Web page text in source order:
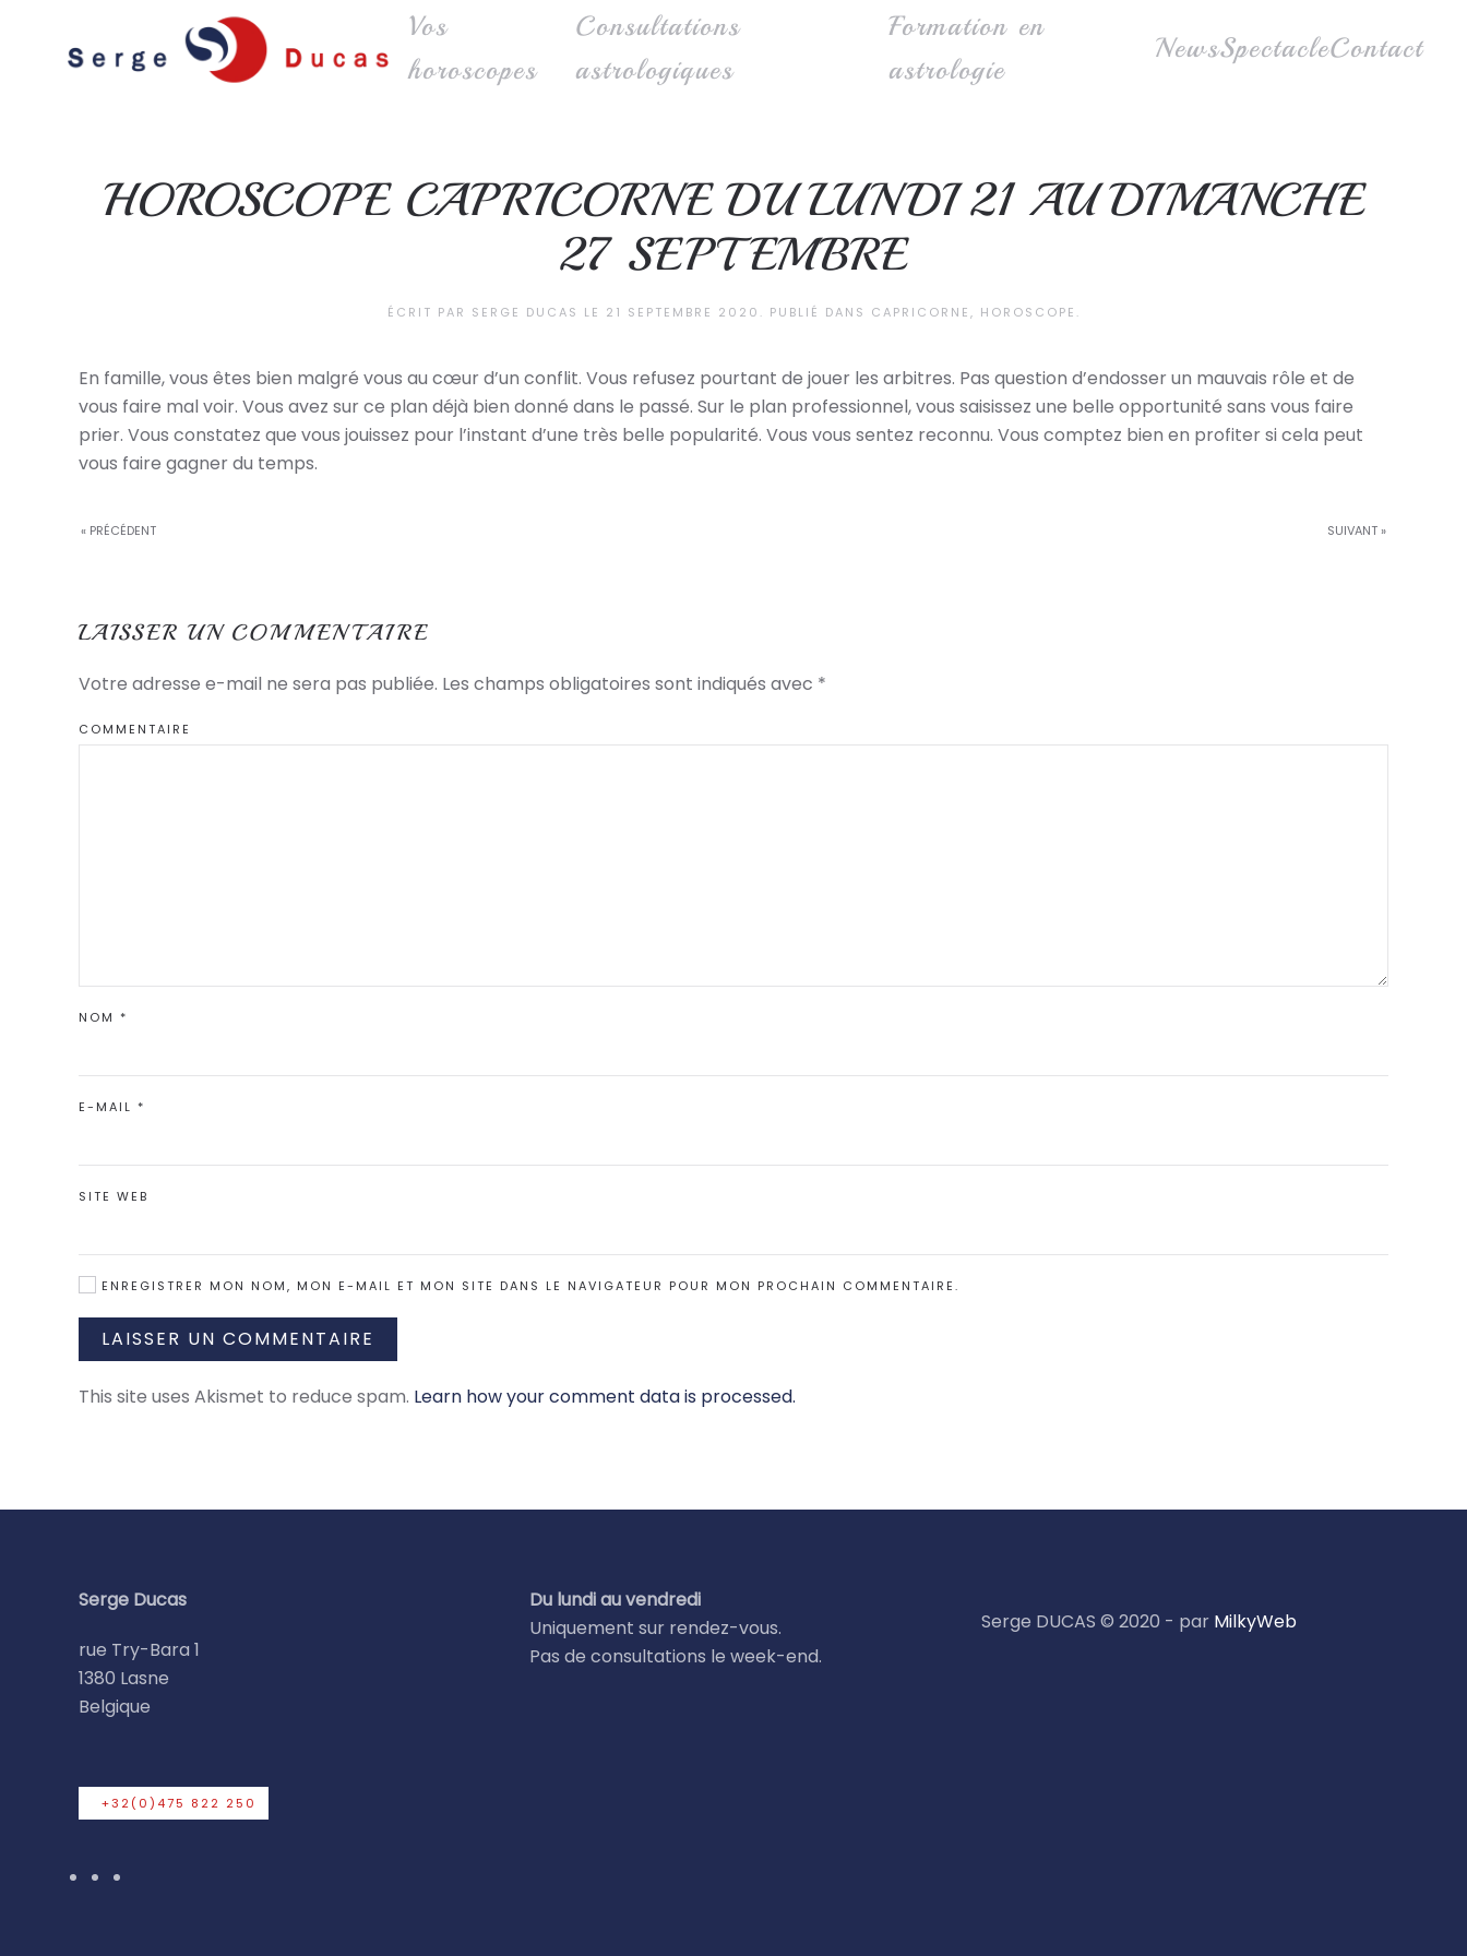
Skip to main content
Vos
horoscopes
Consultations
astrologiques
Formation en
astrologie
NewsSpectacleContact
HOROSCOPE CAPRICORNE DU LUNDI 21 AU DIMANCHE
27 SEPTEMBRE
ÉCRIT PAR SERGE DUCAS LE 21 SEPTEMBRE 2020 . PUBLIÉ DANS CAPRICORNE, HOROSCOPE .
En famille, vous êtes bien malgré vous au cœur d’un conflit. Vous refusez pourtant de jouer les arbitres. Pas question d’endosser un mauvais rôle et de
vous faire mal voir. Vous avez sur ce plan déjà bien donné dans le passé. Sur le plan professionnel, vous saisissez une belle opportunité sans vous faire
prier. Vous constatez que vous jouissez pour l’instant d’une très belle popularité. Vous vous sentez reconnu. Vous comptez bien en profiter si cela peut
vous faire gagner du temps.
« PRÉCÉDENT SUIVANT »
LAISSER UN COMMENTAIRE
Votre adresse e-mail ne sera pas publiée. Les champs obligatoires sont indiqués avec *
COMMENTAIRE
NOM *
E-MAIL *
SITE WEB
ENREGISTRER MON NOM, MON E-MAIL ET MON SITE DANS LE NAVIGATEUR POUR MON PROCHAIN COMMENTAIRE.
LAISSER UN COMMENTAIRE
This site uses Akismet to reduce spam. Learn how your comment data is processed.
Serge Ducas
rue Try-Bara 1
1380 Lasne
Belgique
+32(0)475 822 250
Du lundi au vendredi
Uniquement sur rendez-vous.
Pas de consultations le week-end.
Serge DUCAS © 2020 - par MilkyWeb